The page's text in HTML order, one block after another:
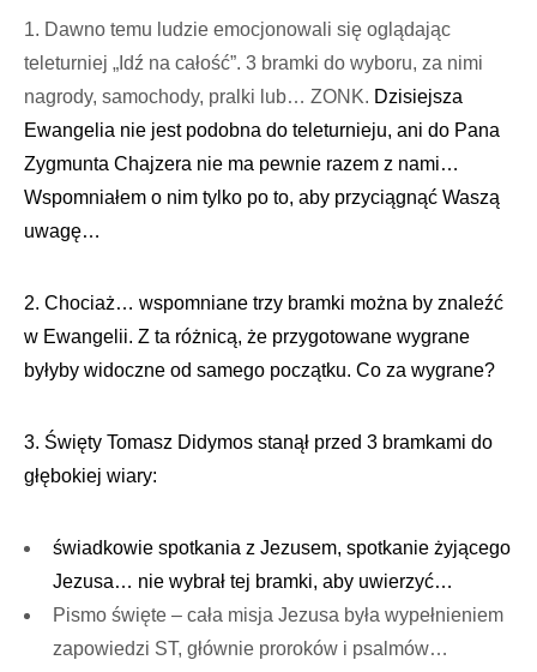
1. Dawno temu ludzie emocjonowali się oglądając
teleturniej „Idź na całość”. 3 bramki do wyboru, za nimi
nagrody, samochody, pralki lub… ZONK. Dzisiejsza
Ewangelia nie jest podobna do teleturnieju, ani do Pana
Zygmunta Chajzera nie ma pewnie razem z nami…
Wspomniałem o nim tylko po to, aby przyciągnąć Waszą
uwagę…
2. Chociaż… wspomniane trzy bramki można by znaleźć
w Ewangelii. Z ta różnicą, że przygotowane wygrane
byłyby widoczne od samego początku. Co za wygrane?
3. Święty Tomasz Didymos stanął przed 3 bramkami do
głębokiej wiary:
świadkowie spotkania z Jezusem, spotkanie żyjącego
Jezusa… nie wybrał tej bramki, aby uwierzyć…
Pismo święte – cała misja Jezusa była wypełnieniem
zapowiedzi ST, głównie proroków i psalmów…